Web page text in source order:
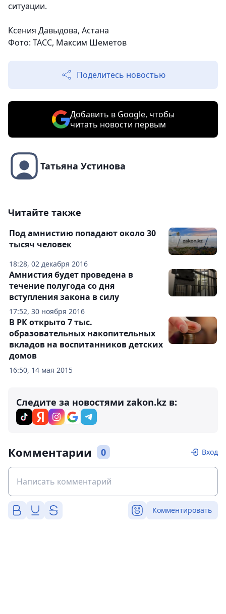
ситуации.
Ксения Давыдова, Астана
Фото: ТАСС, Максим Шеметов
Поделитесь новостью
Добавить в Google, чтобы
читать новости первым
Татьяна Устинова
Читайте также
18:28, 02 декабря 2016
Под амнистию попадают около 30
тысяч человек
17:52, 30 ноября 2016
Амнистия будет проведена в
течение полугода со дня
вступления закона в силу
16:50, 14 мая 2015
В РК открыто 7 тыс.
образовательных накопительных
вкладов на воспитанников детских
домов
Следите за новостями zakon.kz в:
Комментарии 0 Вход
Комментировать